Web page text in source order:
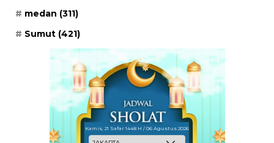
medan (311)
Sumut (421)
Kamis, 21 Safar 1448 H / 06 Agustus 2026